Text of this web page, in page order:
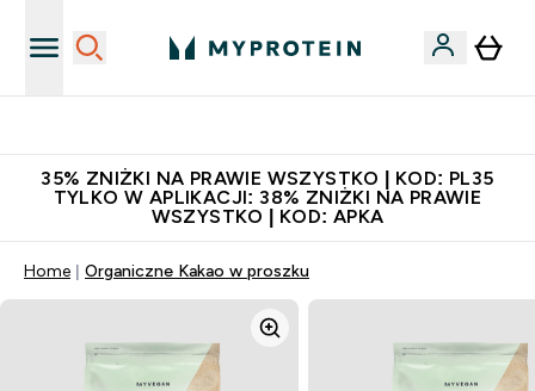
35% ZNIŻKI NA PRAWIE WSZYSTKO | KOD: PL35
TYLKO W APLIKACJI: 38% ZNIŻKI NA PRAWIE
WSZYSTKO | KOD: APKA
Home Organiczne Kakao w proszku